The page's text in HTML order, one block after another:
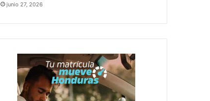
junio 27, 2026